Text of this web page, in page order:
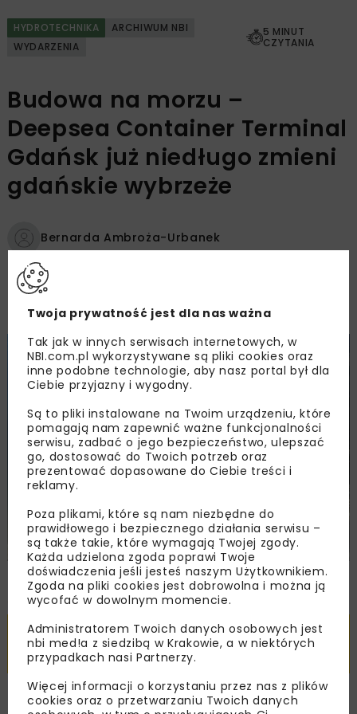
HYDROTECHNIKA
ARCHIWUM NBI
WYDARZENIA
5 MINUT
CZYTANIA
Budowa na morzu –
Deepsea Container Terminal
Gdańsk już niedługo zmieni
gdańskie wybrzeże
Bernarda Ambroża-Urbanek
Pobierz artykuł PDF
TEN I WIELE INNYCH ARTYKUŁÓW PRZECZYTASZ Z
AKTYWNĄ PRENUMERATĄ LUB SUBSKRYPCJĄ
Twoja prywatność jest dla nas ważna
Tak jak w innych serwisach internetowych, w
NBI.com.pl wykorzystywane są pliki cookies oraz
inne podobne technologie, aby nasz portal był dla
Ciebie przyjazny i wygodny.
Są to pliki instalowane na Twoim urządzeniu, które
pomagają nam zapewnić ważne funkcjonalności
serwisu, zadbać o jego bezpieczeństwo, ulepszać
go, dostosować do Twoich potrzeb oraz
prezentować dopasowane do Ciebie treści i
reklamy.
Poza plikami, które są nam niezbędne do
prawidłowego i bezpiecznego działania serwisu –
są także takie, które wymagają Twojej zgody.
Każda udzielona zgoda poprawi Twoje
doświadczenia jeśli jesteś naszym Użytkownikiem.
Zgoda na pliki cookies jest dobrowolna i można ją
wycofać w dowolnym momencie.
Administratorem Twoich danych osobowych jest
nbi med!a z siedzibą w Krakowie, a w niektórych
przypadkach nasi Partnerzy.
Więcej informacji o korzystaniu przez nas z plików
cookies oraz o przetwarzaniu Twoich danych